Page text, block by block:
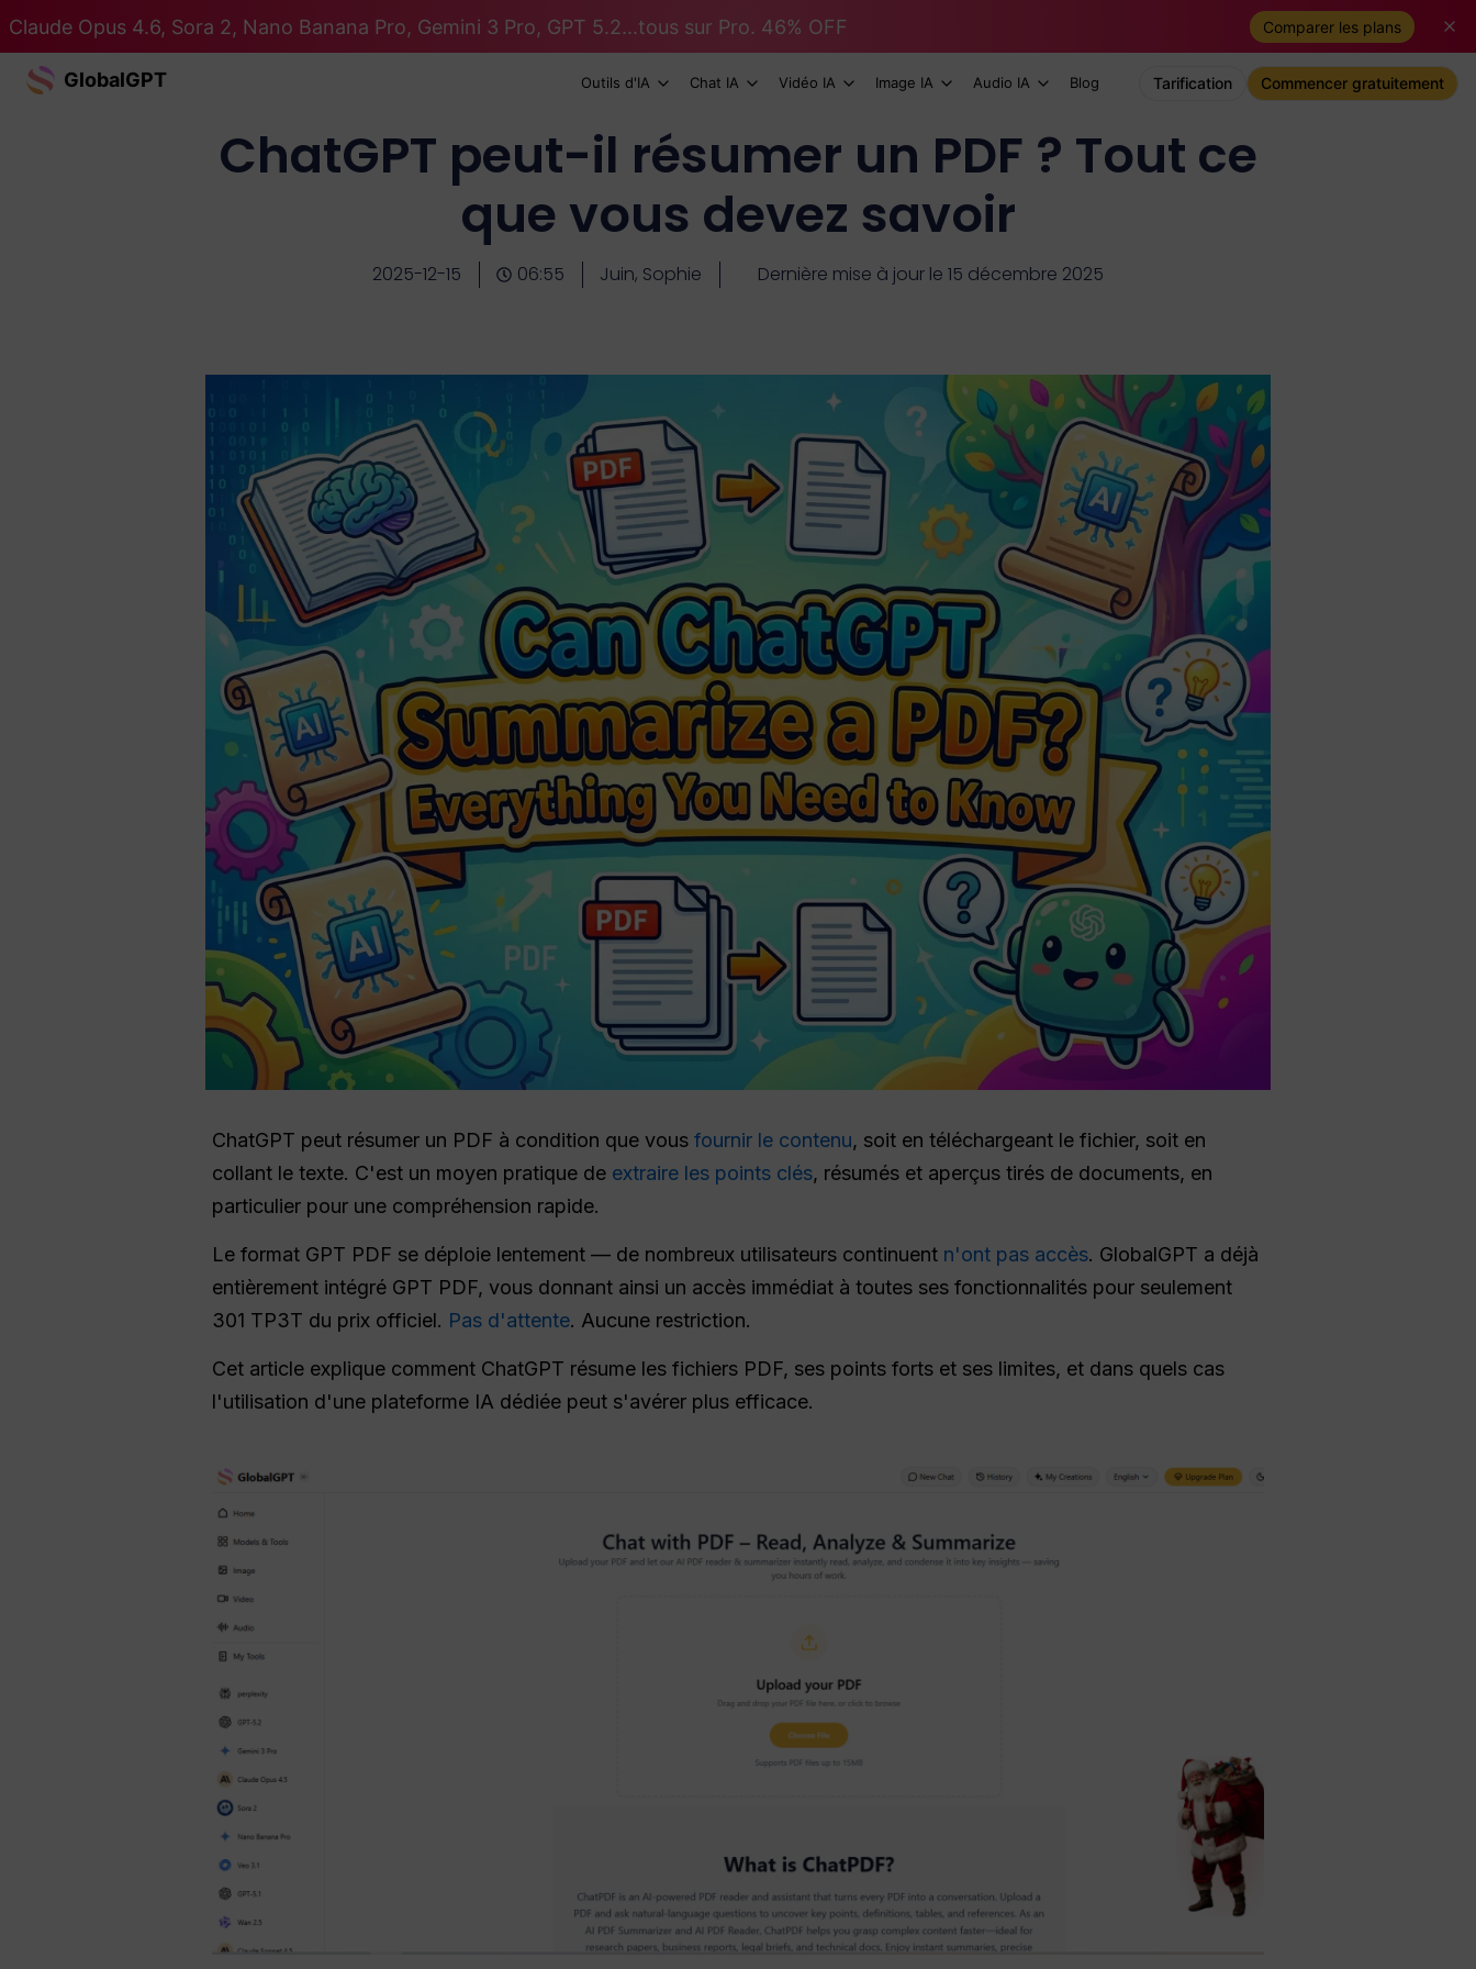
Claude Opus 4.6, Sora 2, Nano Banana Pro, Gemini 3 Pro, GPT 5.2...tous sur Pro. 46% OFF Comparer les plans
GlobalGPT Outils d'IA Chat IA Vidéo IA Image IA Audio IA Blog Tarification Commencer gratuitement
ChatGPT peut-il résumer un PDF ? Tout ce
que vous devez savoir
2025-12-15 06:55 Juin, Sophie Dernière mise à jour le 15 décembre 2025
ChatGPT peut résumer un PDF à condition que vous fournir le contenu, soit en téléchargeant le fichier, soit en
collant le texte. C'est un moyen pratique de extraire les points clés, résumés et aperçus tirés de documents, en
particulier pour une compréhension rapide.
Le format GPT PDF se déploie lentement — de nombreux utilisateurs continuent n'ont pas accès. GlobalGPT a déjà
entièrement intégré GPT PDF, vous donnant ainsi un accès immédiat à toutes ses fonctionnalités pour seulement
301 TP3T du prix officiel. Pas d'attente. Aucune restriction.
Cet article explique comment ChatGPT résume les fichiers PDF, ses points forts et ses limites, et dans quels cas
l'utilisation d'une plateforme IA dédiée peut s'avérer plus efficace.